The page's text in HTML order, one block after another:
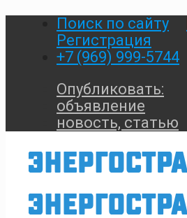
Поиск по сайту
Регистрация
+7 (969) 999-5744
Опубликовать:
объявление
новость, статью